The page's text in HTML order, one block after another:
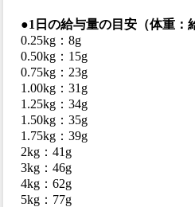
●1日の給与量の目安（体重：
0.25kg：8g
0.50kg：15g
0.75kg：23g
1.00kg：31g
1.25kg：34g
1.50kg：35g
1.75kg：39g
2kg：41g
3kg：46g
4kg：62g
5kg：77g